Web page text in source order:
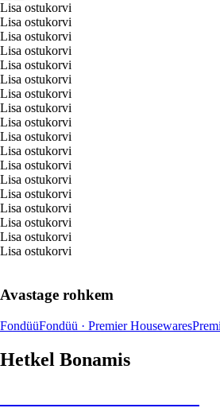
Lisa ostukorvi
Lisa ostukorvi
Lisa ostukorvi
Lisa ostukorvi
Lisa ostukorvi
Lisa ostukorvi
Lisa ostukorvi
Lisa ostukorvi
Lisa ostukorvi
Lisa ostukorvi
Lisa ostukorvi
Lisa ostukorvi
Lisa ostukorvi
Lisa ostukorvi
Lisa ostukorvi
Lisa ostukorvi
Lisa ostukorvi
Lisa ostukorvi
Avastage rohkem
FondüüFondüü · Premier Housewares
Hetkel Bonamis